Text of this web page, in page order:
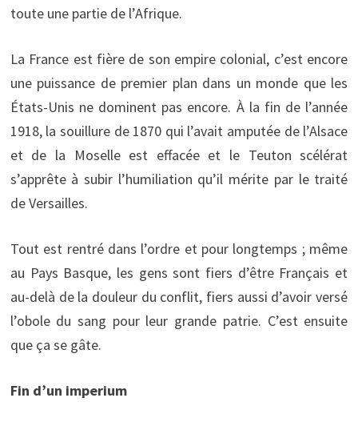
toute une partie de l’Afrique.
La France est fière de son empire colonial, c’est encore
une puissance de premier plan dans un monde que les
États-Unis ne dominent pas encore. À la fin de l’année
1918, la souillure de 1870 qui l’avait amputée de l’Alsace
et de la Moselle est effacée et le Teuton scélérat
s’apprête à subir l’humiliation qu’il mérite par le traité
de Versailles.
Tout est rentré dans l’ordre et pour longtemps ; même
au Pays Basque, les gens sont fiers d’être Français et
au-delà de la douleur du conflit, fiers aussi d’avoir versé
l’obole du sang pour leur grande patrie. C’est ensuite
que ça se gâte.
Fin d’un imperium